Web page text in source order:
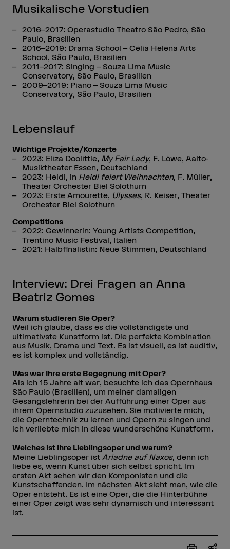
Musikalische Vorstudien
2016–2017: Operastudio Theatro São Pedro, São
Paulo, Brasilien
2016–2019: Drama School – Célia Helena Arts
School, São Paulo, Brasilien
2011–2017: Singing – Souza Lima Music
Conservatory, São Paulo, Brasilien
2009–2019: Piano – Souza Lima Music
Conservatory, São Paulo, Brasilien
Lebenslauf
Wichtige Projekte/Konzerte
2023: Eliza Doolittle, My Fair Lady, F. Löwe, Aalto-
Musiktheater Essen, Deutschland
2023: Heidi, in Heidi feiert Weihnachten, F. Müller,
Theater Orchester Biel Solothurn
2023: Erste Amourette, Ulysses, R. Keiser, Theater
Orchester Biel Solothurn
Competitions
2022: Gewinnerin: Young Artists Competition,
Trentino Music Festival, Italien
2021: Halbfinalistin: Neue Stimmen, Deutschland
Interview: Drei Fragen an Anna
Beatriz Gomes
Warum studieren Sie Oper?
Weil ich glaube, dass es die vollständigste und
ultimativste Kunstform ist. Die perfekte Kombination
aus Musik, Drama und Text. Es ist visuell, es ist auditiv,
es ist komplex und vollständig.
Was war Ihre erste Begegnung mit Oper?
Als ich 15 Jahre alt war, besuchte ich das Opernhaus
São Paulo (Brasilien), um meiner damaligen
Gesangslehrerin bei der Aufführung einer Oper aus
ihrem Opernstudio zuzusehen. Sie motivierte mich,
die Operntechnik zu lernen und Opern zu singen und
ich verliebte mich in diese wunderschöne Kunstform.
Welches ist Ihre Lieblingsoper und warum?
Meine Lieblingsoper ist Ariadne auf Naxos, denn ich
liebe es, wenn Kunst über sich selbst spricht. Im
ersten Akt sehen wir den Komponisten und die
Kunstschaffenden. Im nächsten Akt sieht man, wie die
Oper entsteht. Es ist eine Oper, die die Hinterbühne
einer Oper zeigt was sehr dynamisch und interessant
ist.